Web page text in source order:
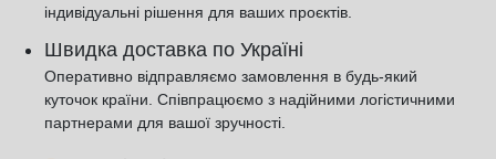
індивідуальні рішення для ваших проєктів.
Швидка доставка по Україні
Оперативно відправляємо замовлення в будь-який
куточок країни. Співпрацюємо з надійними логістичними
партнерами для вашої зручності.